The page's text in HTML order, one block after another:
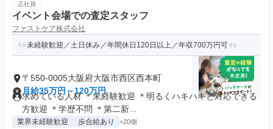
正社員
イベント会場での査定スタッフ
ファストケア株式会社
未経験歓迎／土日休み／年間休日120日以上／年収700万円可
〒550-0005大阪府大阪市西区西本町
月給35万円～120万円
求めている人材 ＊未経験歓迎 ＊明るくハキハキと対応できる
方歓迎 ＊学歴不問 ＊第二新...
業界未経験歓迎 歩合給あり +20個